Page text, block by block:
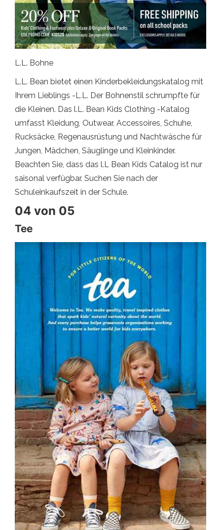
L.L. Bohne
L.L. Bean bietet einen Kinderbekleidungskatalog mit
Ihrem Lieblings -L.L. Der Bohnenstil schrumpfte für
die Kleinen. Das l.L. Bean Kids Clothing -Katalog
umfasst Kleidung, Outwear, Accessoires, Schuhe,
Rucksäcke, Regenausrüstung und Nachtwäsche für
Jungen, Mädchen, Säuglinge und Kleinkinder.
Beachten Sie, dass das l.L Bean Kids Catalog ist nur
saisonal verfügbar. Suchen Sie nach der
Schuleinkaufszeit in der Schule.
04 von 05
Tee